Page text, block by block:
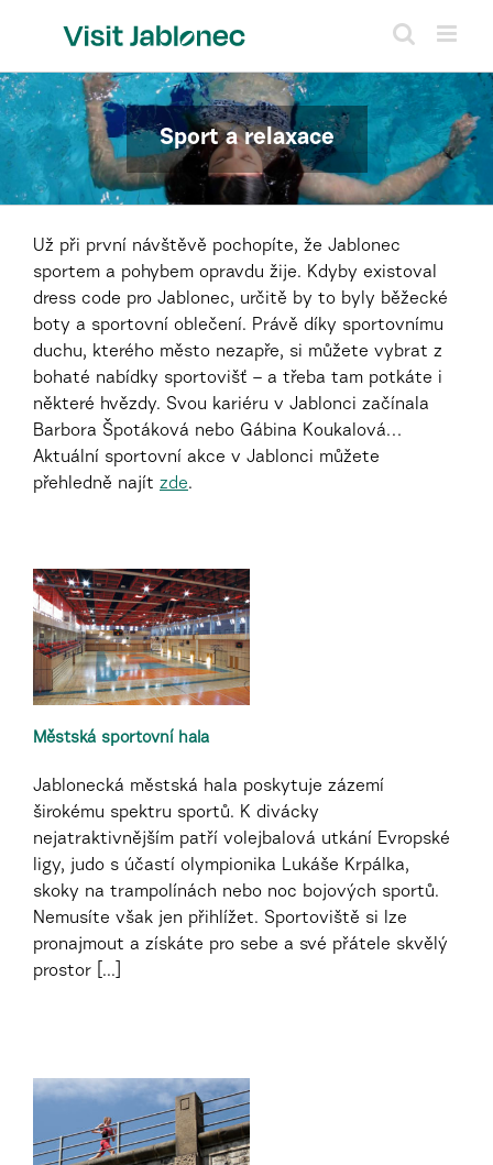
Sport a relaxace
Už při první návštěvě pochopíte, že Jablonec
sportem a pohybem opravdu žije. Kdyby existoval
dress code pro Jablonec, určitě by to byly běžecké
boty a sportovní oblečení. Právě díky sportovnímu
duchu, kterého město nezapře, si můžete vybrat z
bohaté nabídky sportovišť – a třeba tam potkáte i
některé hvězdy. Svou kariéru v Jablonci začínala
Barbora Špotáková nebo Gábina Koukalová…
Aktuální sportovní akce v Jablonci můžete
přehledně najít zde.
Městská sportovní hala
Jablonecká městská hala poskytuje zázemí
širokému spektru sportů. K divácky
nejatraktivnějším patří volejbalová utkání Evropské
ligy, judo s účastí olympionika Lukáše Krpálka,
skoky na trampolínách nebo noc bojových sportů.
Nemusíte však jen přihlížet. Sportoviště si lze
pronajmout a získáte pro sebe a své přátele skvělý
prostor [...]